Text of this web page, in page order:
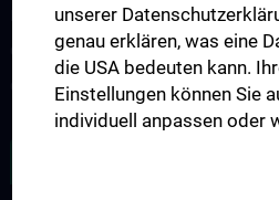
Nahrungsmittelallergie
Calcium Sensing Receptor (CaSR)
CLIMOS
unserer
genau erklären, was eine
die USA bedeuten kann.
Einstellungen können Sie
individuell anpassen oder